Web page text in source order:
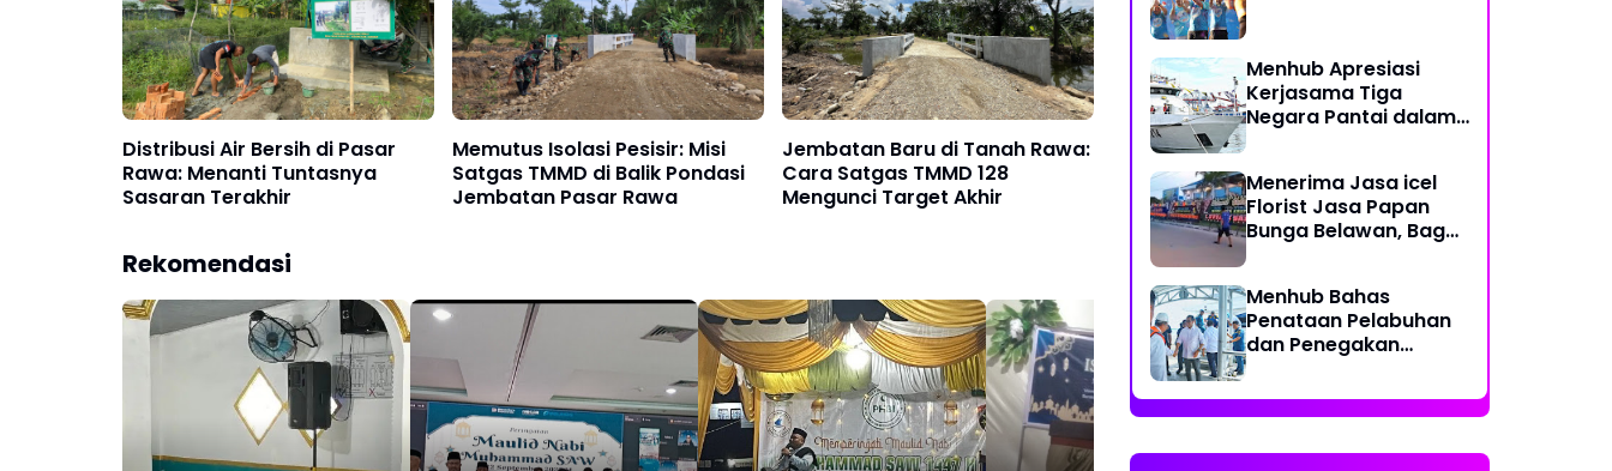
Distribusi Air Bersih di Pasar
Rawa: Menanti Tuntasnya
Sasaran Terakhir
Memutus Isolasi Pesisir: Misi
Satgas TMMD di Balik Pondasi
Jembatan Pasar Rawa
Jembatan Baru di Tanah Rawa:
Cara Satgas TMMD 128
Mengunci Target Akhir
Rekomendasi
Menhub Apresiasi
Kerjasama Tiga
Negara Pantai dalam
Laut
Menerima Jasa icel
Florist Jasa Papan
Bunga Belawan, Bagus
Menhub Bahas
Penataan Pelabuhan
dan Penegakan
Sistem Identifikasi
Kapal Otomatis